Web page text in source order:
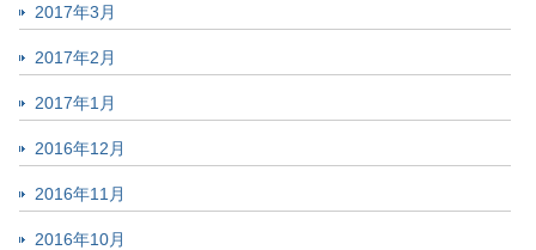
2017年3月
2017年2月
2017年1月
2016年12月
2016年11月
2016年10月